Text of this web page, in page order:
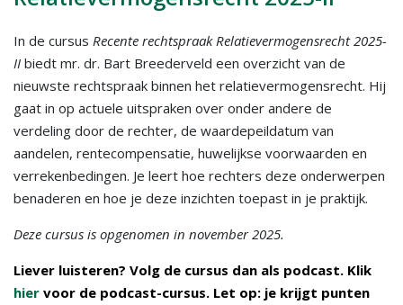
In de cursus Recente rechtspraak Relatievermogensrecht 2025-
II biedt mr. dr. Bart Breederveld een overzicht van de
nieuwste rechtspraak binnen het relatievermogensrecht. Hij
gaat in op actuele uitspraken over onder andere de
verdeling door de rechter, de waardepeildatum van
aandelen, rentecompensatie, huwelijkse voorwaarden en
verrekenbedingen. Je leert hoe rechters deze onderwerpen
benaderen en hoe je deze inzichten toepast in je praktijk.
Deze cursus is opgenomen in november 2025.
Liever luisteren? Volg de cursus dan als podcast. Klik
hier voor de podcast-cursus. Let op: je krijgt punten